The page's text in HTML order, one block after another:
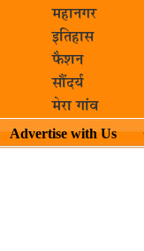
महानगर
इतिहास
फैशन
सौंदर्य
मेरा गांव
Advertise with Us